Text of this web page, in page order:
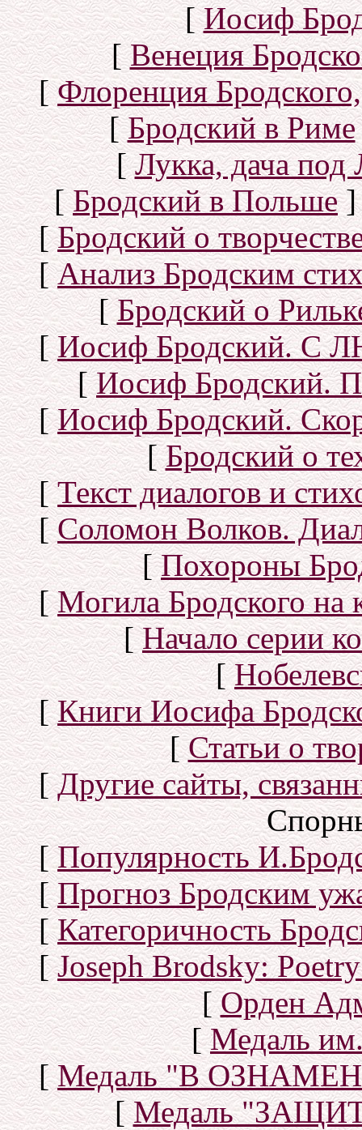
[Иосиф
[Венеция
[Флоренция
[Бродский в Риме
[Лукка, дача под
[Бродский в Польше]
[Бродский о
[Анализ Бродским
[Бродский о
[Иосиф Бродский. С
[Иосиф Бродский.
[Иосиф Бродский.
[Бродский о
[Текст диалогов и
[Соломон Волков.
[Похороны
[Могила Бродского
[Начало серии
[
[Книги Иосифа
[Статьи о
[Другие сайты,
[Популярность
[Прогноз Бродским
[Категоричность
[Joseph Brodsky:
[Орден
[Медаль
[Медаль "В
[Медаль